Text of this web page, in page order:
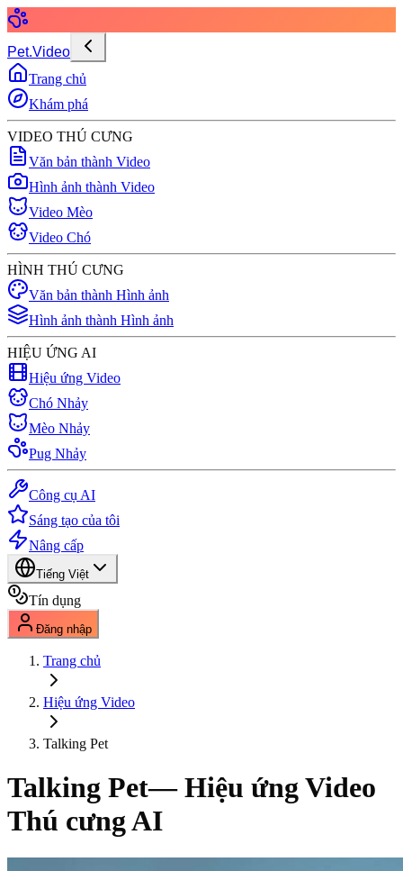
Pet.Video
Trang chủ
Khám phá
VIDEO THÚ CƯNG
Văn bản thành Video
Hình ảnh thành Video
Video Mèo
Video Chó
HÌNH THÚ CƯNG
Văn bản thành Hình ảnh
Hình ảnh thành Hình ảnh
HIỆU ỨNG AI
Hiệu ứng Video
Chó Nhảy
Mèo Nhảy
Pug Nhảy
Công cụ AI
Sáng tạo của tôi
Nâng cấp
Tiếng Việt
Tín dụng
Đăng nhập
Trang chủ
Hiệu ứng Video
Talking Pet
Talking Pet— Hiệu ứng Video
Thú cưng AI